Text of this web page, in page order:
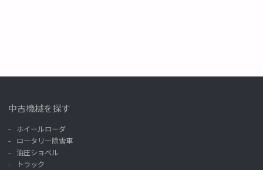
中古機械を探す
ホイールローダ
ロータリー除雪車
油圧ショベル
トラック